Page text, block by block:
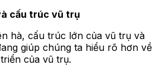
cấu trúc vũ trụ
hà, cấu trúc lớn của vũ trụ và
giúp chúng ta hiểu rõ hơn về
của vũ trụ.